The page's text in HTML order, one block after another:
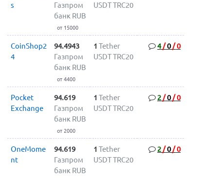
s
Газпром
банк RUB
от 15000
USDT TRC20
CoinShop2
4
94.4943
Газпром
банк RUB
от 4400
1 Tether
USDT TRC20
4/0/0
Pocket
Exchange
94.619
Газпром
банк RUB
от 2000
1 Tether
USDT TRC20
2 /0/0
OneMome
nt
94.619
Газпром
банк RUB
1 Tether
USDT TRC20
2 /0/0